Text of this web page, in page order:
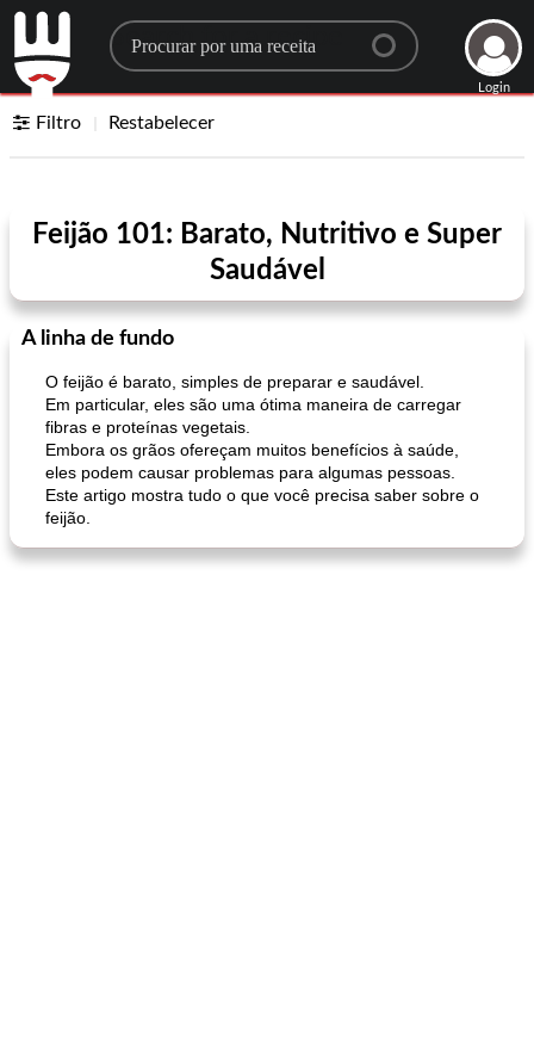
Search for a recipe
Login
Filtro Restabelecer
Feijão 101: Barato, Nutritivo e Super
Saudável
A linha de fundo
O feijão é barato, simples de preparar e saudável.
Em particular, eles são uma ótima maneira de carregar
fibras e proteínas vegetais.
Embora os grãos ofereçam muitos benefícios à saúde,
eles podem causar problemas para algumas pessoas.
Este artigo mostra tudo o que você precisa saber sobre o
feijão.